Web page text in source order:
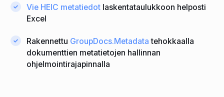
Vie HEIC metatiedot laskentataulukkoon helposti
Excel
Rakennettu GroupDocs.Metadata tehokkaalla
dokumenttien metatietojen hallinnan
ohjelmointirajapinnalla